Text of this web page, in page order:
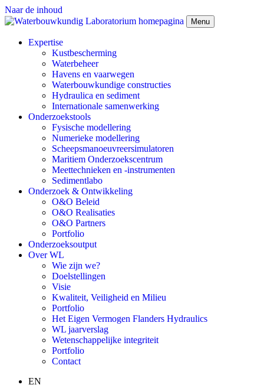
Naar de inhoud
Menu
Expertise
Kustbescherming
Waterbeheer
Havens en vaarwegen
Waterbouwkundige constructies
Hydraulica en sediment
Internationale samenwerking
Onderzoekstools
Fysische modellering
Numerieke modellering
Scheepsmanoeuvreersimulatoren
Maritiem Onderzoekscentrum
Meettechnieken en -instrumenten
Sedimentlabo
Onderzoek & Ontwikkeling
O&O Beleid
O&O Realisaties
O&O Partners
Portfolio
Onderzoeksoutput
Over WL
Wie zijn we?
Doelstellingen
Visie
Kwaliteit, Veiligheid en Milieu
Portfolio
Het Eigen Vermogen Flanders Hydraulics
WL jaarverslag
Wetenschappelijke integriteit
Portfolio
Contact
EN